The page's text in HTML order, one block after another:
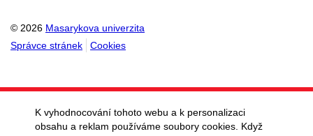
© 2026 Masarykova univerzita
Správce stránek
Cookies
K vyhodnocování tohoto webu a k personalizaci
obsahu a reklam používáme soubory cookies. Když